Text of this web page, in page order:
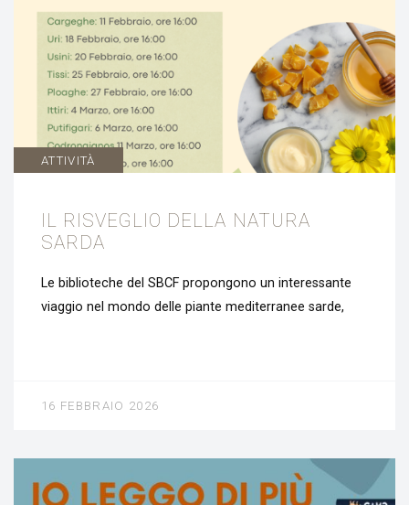
ATTIVITÀ
IL RISVEGLIO DELLA NATURA
SARDA
Le biblioteche del SBCF propongono un interessante
viaggio nel mondo delle piante mediterranee sarde,
16 FEBBRAIO 2026